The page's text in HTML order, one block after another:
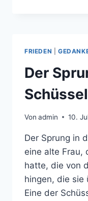
FRIEDEN
Der
Schüssel
Von admin 10.
Der Sprung in
eine alte Frau,
hatte, die von
hingen, die sie
Eine der